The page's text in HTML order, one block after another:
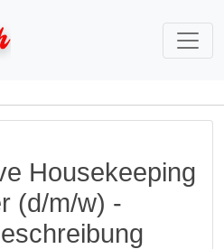
Housekeeping
(d/m/w) -